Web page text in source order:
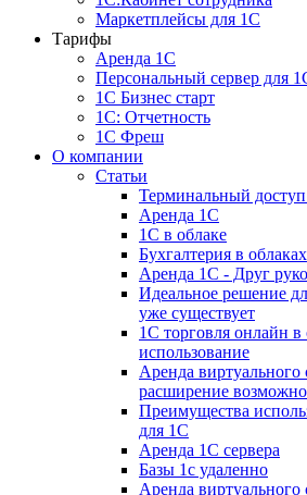
Маркетплейсы для 1С
Тарифы
Аренда 1С
Персональный сервер для
1С Бизнес старт
1С: Отчетность
1C Фреш
О компании
Статьи
Терминальный доступ
Аренда 1С
1С в облаке
Бухгалтерия в облаках
Аренда 1С - Друг
Идеальное решение
уже существует
1С торговля онлайн в
использование
Аренда виртуального
расширение
Преимущества
для 1С
Аренда 1С сервера
Базы 1с удаленно
Аренда виртуального